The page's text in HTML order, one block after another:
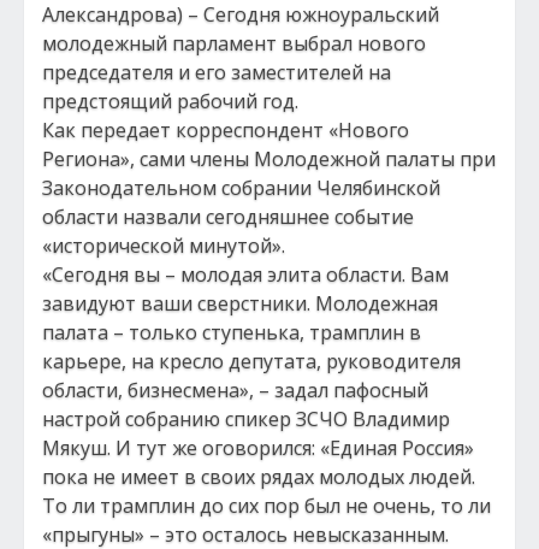
Александрова) – Сегодня южноуральский
молодежный парламент выбрал нового
председателя и его заместителей на
предстоящий рабочий год.
Как передает корреспондент «Нового
Региона», сами члены Молодежной палаты при
Законодательном собрании Челябинской
области назвали сегодняшнее событие
«исторической минутой».
«Сегодня вы – молодая элита области. Вам
завидуют ваши сверстники. Молодежная
палата – только ступенька, трамплин в
карьере, на кресло депутата, руководителя
области, бизнесмена», – задал пафосный
настрой собранию спикер ЗСЧО Владимир
Мякуш. И тут же оговорился: «Единая Россия»
пока не имеет в своих рядах молодых людей.
То ли трамплин до сих пор был не очень, то ли
«прыгуны» – это осталось невысказанным.